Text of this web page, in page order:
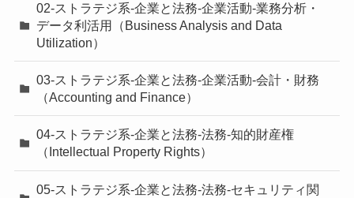
02-ストラテジ系-企業と法務-企業活動-業務分析・
データ利活用（Business Analysis and Data
Utilization）
03-ストラテジ系-企業と法務-企業活動-会計・財務
（Accounting and Finance）
04-ストラテジ系-企業と法務-法務-知的財産権
（Intellectual Property Rights）
05-ストラテジ系-企業と法務-法務-セキュリティ関